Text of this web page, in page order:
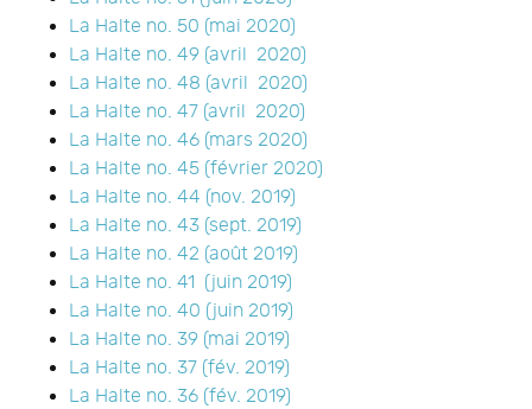
La Halte no. 50 (mai 2020)
La Halte no. 49 (avril 2020)
La Halte no. 48 (avril 2020)
La Halte no. 47 (avril 2020)
La Halte no. 46 (mars 2020)
La Halte no. 45 (février 2020)
La Halte no. 44 (nov. 2019)
La Halte no. 43 (sept. 2019)
La Halte no. 42 (août 2019)
La Halte no. 41 (juin 2019)
La Halte no. 40 (juin 2019)
La Halte no. 39 (mai 2019)
La Halte no. 37 (fév. 2019)
La Halte no. 36 (fév. 2019)